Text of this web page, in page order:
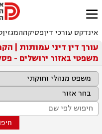

אינדקס עורכי דיןפסיקההמגזין
עורך דין דיני עמותות |
משפטי באזור ירושלים -